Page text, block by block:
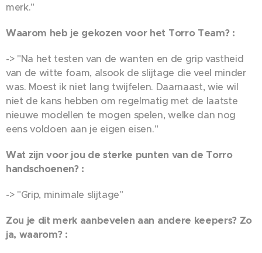
merk."
Waarom heb je gekozen voor het Torro Team? :
-> "Na het testen van de wanten en de grip vastheid
van de witte foam, alsook de slijtage die veel minder
was. Moest ik niet lang twijfelen. Daarnaast, wie wil
niet de kans hebben om regelmatig met de laatste
nieuwe modellen te mogen spelen, welke dan nog
eens voldoen aan je eigen eisen."
Wat zijn voor jou de sterke punten van de Torro
handschoenen? :
-> "Grip, minimale slijtage"
Zou je dit merk aanbevelen aan andere keepers? Zo
ja, waarom? :